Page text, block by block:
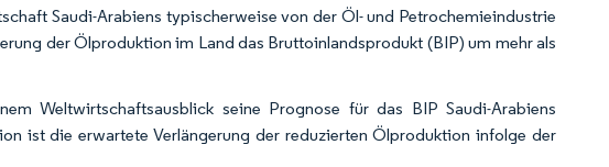
Saudi-Arabiens typischerweise von der Öl- und Petrochemieindustrie
der Ölproduktion im Land das Bruttoinlandsprodukt (BIP) um mehr als
Weltwirtschaftsausblick seine Prognose für das BIP Saudi-Arabiens
ist die erwartete Verlängerung der reduzierten Ölproduktion infolge der